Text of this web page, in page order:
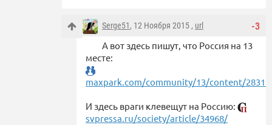
-3
Serge51, 12 Ноября 2015 , url
А вот здесь пишут, что Россия на 13
месте:
maxpark.com/community/13/content/
И здесь враги клевещут на Россию:
svpressa.ru/society/article/34968/